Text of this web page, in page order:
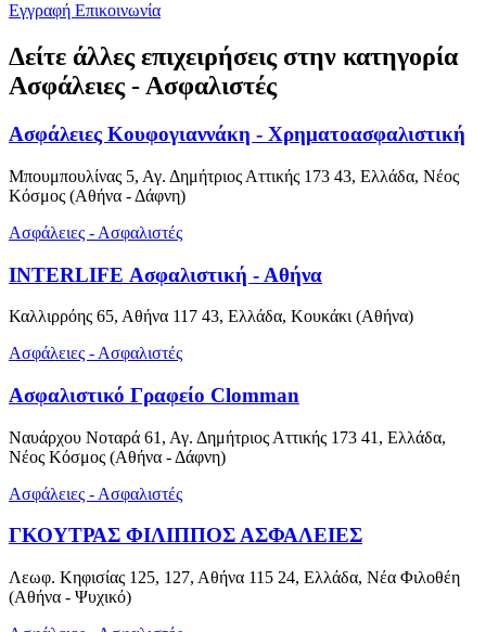
Εγγραφή Επικοινωνία
Δείτε άλλες επιχειρήσεις στην κατηγορία
Ασφάλειες - Ασφαλιστές
Ασφάλειες Κουφογιαννάκη - Χρηματοασφαλιστική
Μπουμπουλίνας 5, Αγ. Δημήτριος Αττικής 173 43, Ελλάδα, Νέος
Κόσμος (Αθήνα - Δάφνη)
Ασφάλειες - Ασφαλιστές
INTERLIFE Ασφαλιστική - Αθήνα
Καλλιρρόης 65, Αθήνα 117 43, Ελλάδα, Κουκάκι (Αθήνα)
Ασφάλειες - Ασφαλιστές
Ασφαλιστικό Γραφείο Clomman
Ναυάρχου Νοταρά 61, Αγ. Δημήτριος Αττικής 173 41, Ελλάδα,
Νέος Κόσμος (Αθήνα - Δάφνη)
Ασφάλειες - Ασφαλιστές
ΓΚΟΥΤΡΑΣ ΦΙΛΙΠΠΟΣ ΑΣΦΑΛΕΙΕΣ
Λεωφ. Κηφισίας 125, 127, Αθήνα 115 24, Ελλάδα, Νέα Φιλοθέη
(Αθήνα - Ψυχικό)